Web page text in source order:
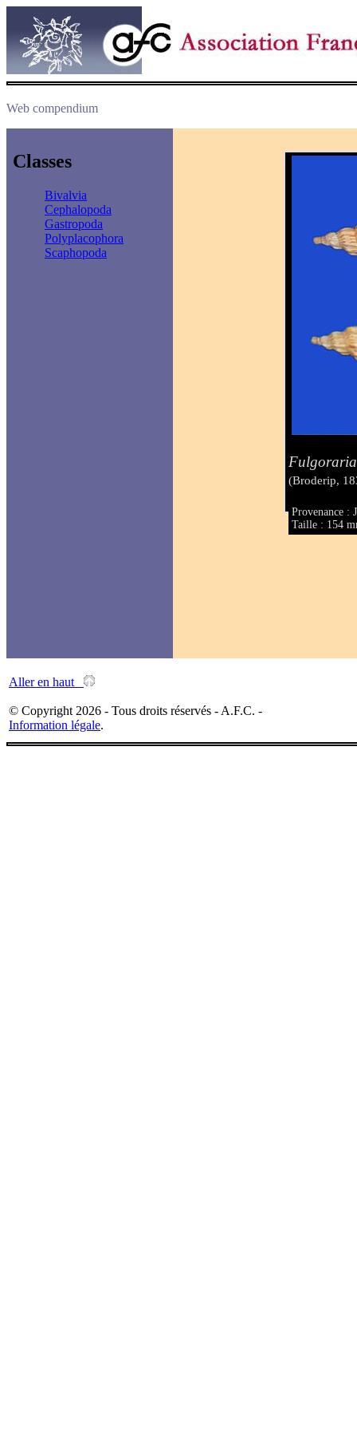
Web compendium
Classes
Bivalvia
Cephalopoda
Gastropoda
Polyplacophora
Scaphopoda
(Broderip,
Provenance :
Taille : 154
Aller en haut
© Copyright 2026 - Tous droits réservés - A.F.C. -
Information légale.